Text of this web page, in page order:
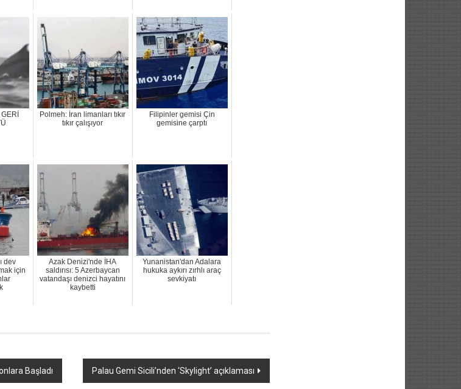
Polmeh: İran limanları tıkır
tıkır çalışıyor
Filipinler gemisi Çin
gemisine çarptı
dev
için
Azak Denizi'nde İHA
saldırısı: 5 Azerbaycan
vatandaşı denizci hayatını
kaybetti
Yunanistan'dan Adalara
hukuka aykırı zırhlı araç
sevkiyatı
Başladı Palau Gemi Sicili’nden ‘Skylight’ açıklaması